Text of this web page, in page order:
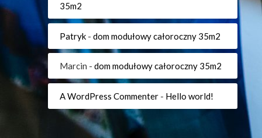
35m2
Patryk -dom modułowy całoroczny 35m2
Marcin -dom modułowy całoroczny 35m2
A WordPress Commenter - Hello world!